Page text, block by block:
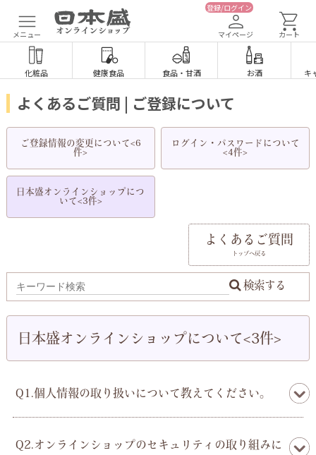
メニュー
登録/ログイン
マイページ カート
化粧品 健康食品 食品・ 甘酒 お酒 キ
よくあるご質問 | ご登録について
ご登録情報の変更について<6
件>
ログイン・パスワードについて
<4件>
日本盛オンラインショップにつ
いて<3件>
よくあるご質問
トップへ戻る
検索する
日本盛オンラインショップについて<3件>
Q1.個人情報の取り扱いについて教えてください。
Q2.オンラインショップのセキュリティの取り組みに